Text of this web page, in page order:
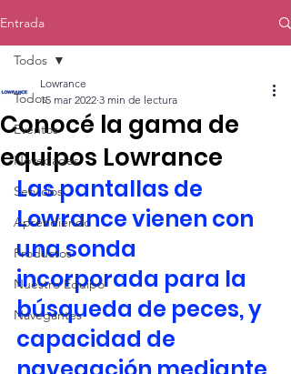
Entrada
Todos
Eventos
Novedades
Servicios
Aprendiendo
Productos
Nuestro Equipo
Navegantes
Todos
Conocé la gama de
equipos Lowrance
Lowrance
15 mar 2022 3 min de lectura
Las pantallas de
Lowrance vienen con
una sonda
incorporada para la
búsqueda de peces, y
capacidad de